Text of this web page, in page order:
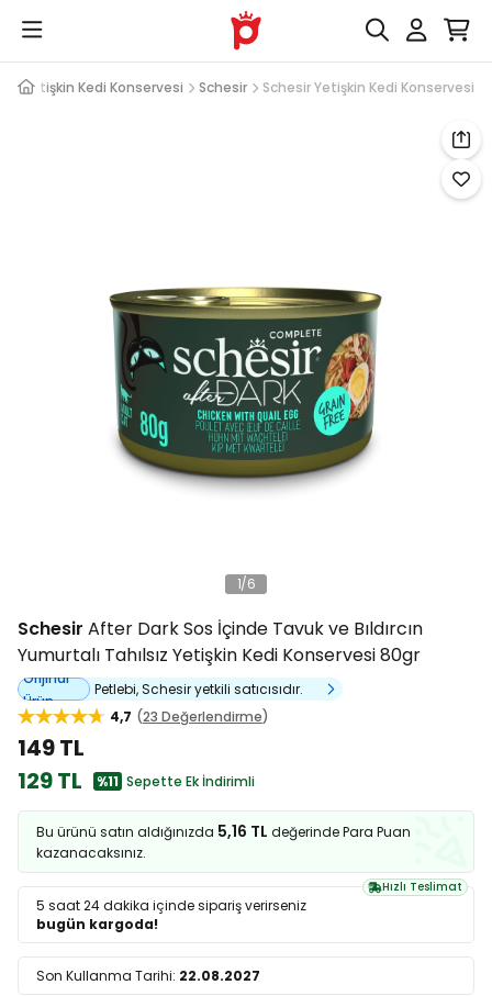
Yetişkin Kedi Konservesi Schesir Schesir Yetişkin Kedi Konservesi
1/6
Schesir After Dark Sos İçinde Tavuk ve Bıldırcın
Yumurtalı Tahılsız Yetişkin Kedi Konservesi 80gr
Orijinal
Ürün
Petlebi, Schesir yetkili satıcısıdır.
4,7
23 Değerlendirme
149 TL
129 TL
%11 Sepette Ek İndirimli
Bu ürünü satın aldığınızda 5,16 TL değerinde Para Puan
kazanacaksınız.
Hızlı Teslimat
5 saat 24 dakika içinde sipariş verirseniz
bugün kargoda!
Son Kullanma Tarihi: 22.08.2027